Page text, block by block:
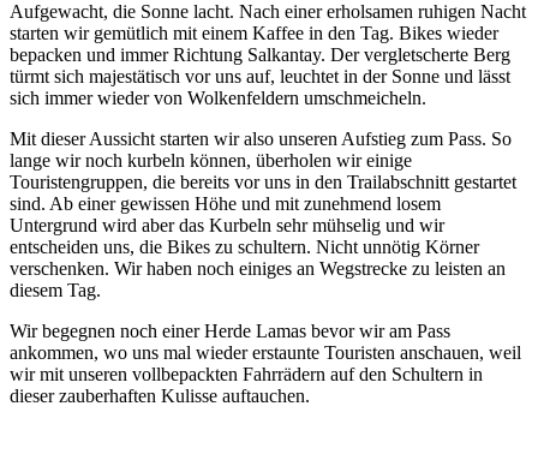
Aufgewacht, die Sonne lacht. Nach einer erholsamen ruhigen Nacht
starten wir gemütlich mit einem Kaffee in den Tag. Bikes wieder
bepacken und immer Richtung Salkantay. Der vergletscherte Berg
türmt sich majestätisch vor uns auf, leuchtet in der Sonne und lässt
sich immer wieder von Wolkenfeldern umschmeicheln.
Mit dieser Aussicht starten wir also unseren Aufstieg zum Pass. So
lange wir noch kurbeln können, überholen wir einige
Touristengruppen, die bereits vor uns in den Trailabschnitt gestartet
sind. Ab einer gewissen Höhe und mit zunehmend losem
Untergrund wird aber das Kurbeln sehr mühselig und wir
entscheiden uns, die Bikes zu schultern. Nicht unnötig Körner
verschenken. Wir haben noch einiges an Wegstrecke zu leisten an
diesem Tag.
Wir begegnen noch einer Herde Lamas bevor wir am Pass
ankommen, wo uns mal wieder erstaunte Touristen anschauen, weil
wir mit unseren vollbepackten Fahrrädern auf den Schultern in
dieser zauberhaften Kulisse auftauchen.